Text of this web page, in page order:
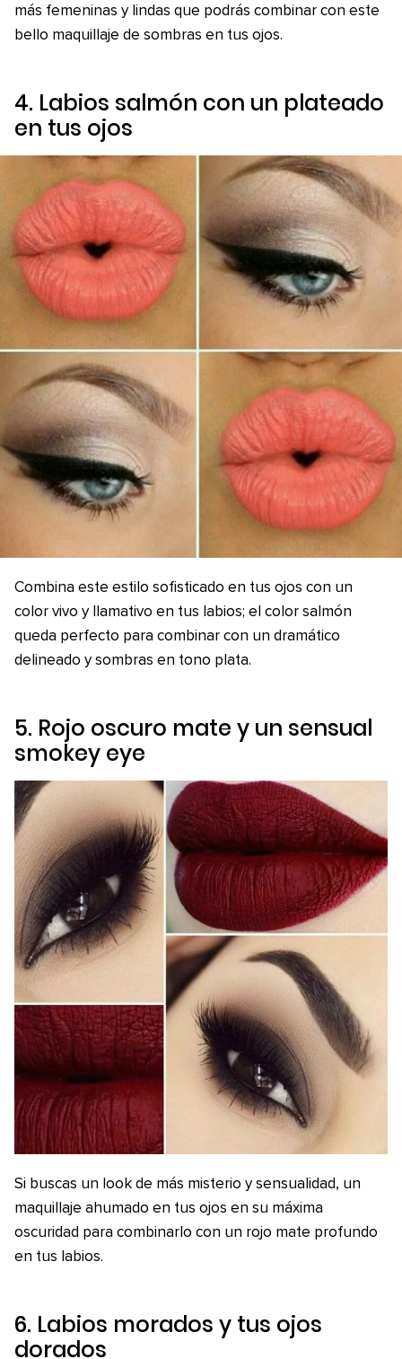
más femeninas y lindas que podrás combinar con este
bello maquillaje de sombras en tus ojos.
4. Labios salmón con un plateado
en tus ojos
Combina este estilo sofisticado en tus ojos con un
color vivo y llamativo en tus labios; el color salmón
queda perfecto para combinar con un dramático
delineado y sombras en tono plata.
5. Rojo oscuro mate y un sensual
smokey eye
Si buscas un look de más misterio y sensualidad, un
maquillaje ahumado en tus ojos en su máxima
oscuridad para combinarlo con un rojo mate profundo
en tus labios.
6. Labios morados y tus ojos
dorados